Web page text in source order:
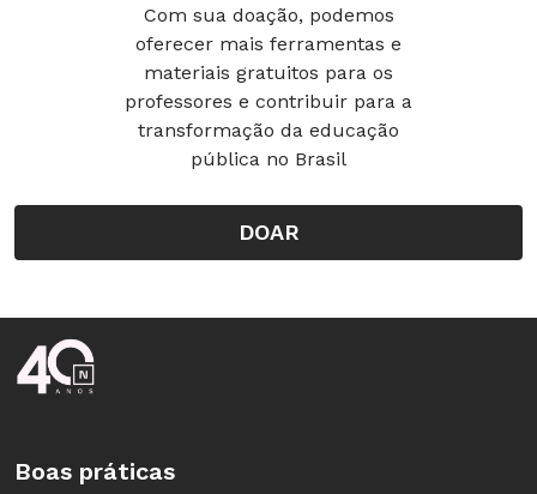
Com sua doação, podemos
oferecer mais ferramentas e
materiais gratuitos para os
professores e contribuir para a
transformação da educação
pública no Brasil
DOAR
Rodapé da Nova Escola
Boas práticas